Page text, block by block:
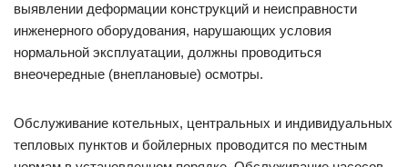
выявлении деформации конструкций и неисправности
инженерного оборудования, нарушающих условия
нормальной эксплуатации, должны проводиться
внеочередные (внеплановые) осмотры.
Обслуживание котельных, центральных и индивидуальных
тепловых пунктов и бойлерных проводится по местным